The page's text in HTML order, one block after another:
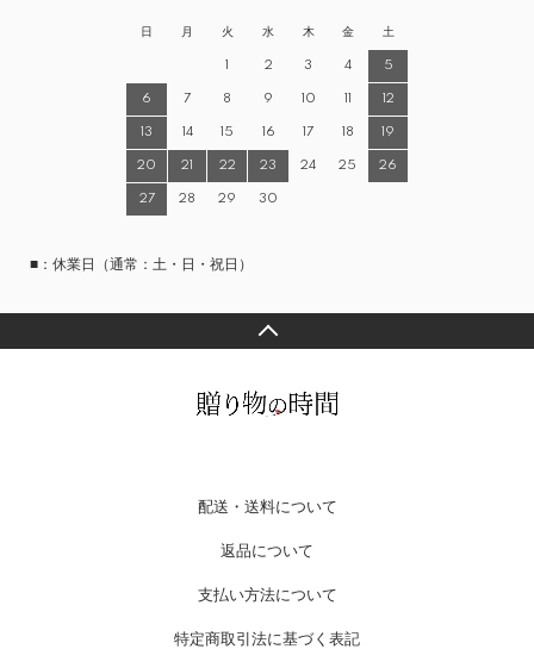
日 月 火 水 木 金 土
1 2 3 4 5
6 7 8 9 10 11 12
13 14 15 16 17 18 19
20 21 22 23 24 25 26
27 28 29 30
■：休業日（通常：土・日・祝日）
配送・送料について
返品について
支払い方法について
特定商取引法に基づく表記